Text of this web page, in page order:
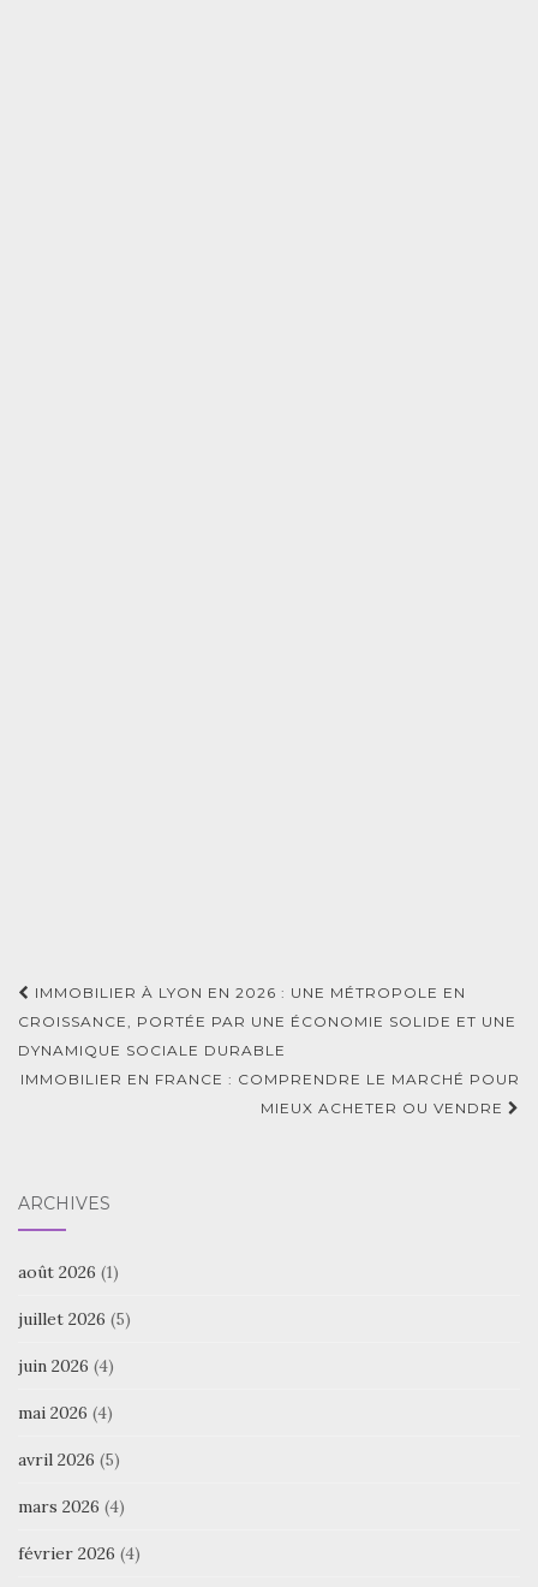
Navigation
d'article
IMMOBILIER À LYON EN 2026 : UNE MÉTROPOLE EN
CROISSANCE, PORTÉE PAR UNE ÉCONOMIE SOLIDE ET UNE
DYNAMIQUE SOCIALE DURABLE
IMMOBILIER EN FRANCE : COMPRENDRE LE MARCHÉ POUR
MIEUX ACHETER OU VENDRE
ARCHIVES
août 2026 (1)
juillet 2026 (5)
juin 2026 (4)
mai 2026 (4)
avril 2026 (5)
mars 2026 (4)
février 2026 (4)